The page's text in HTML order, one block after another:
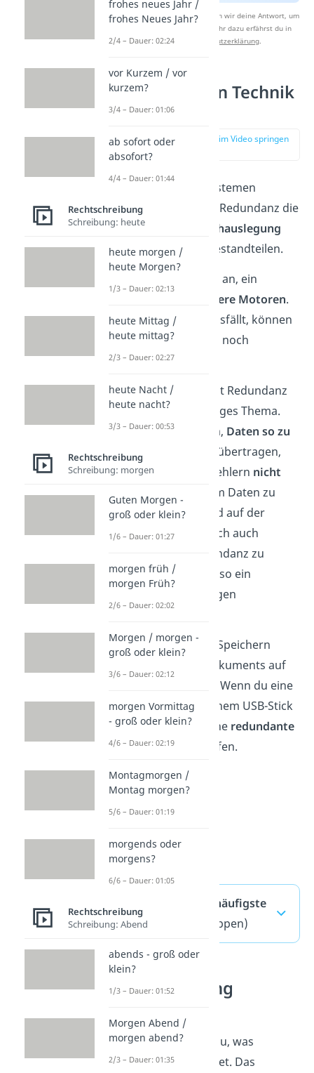
Nach Beantwortung speichern wir deine Antwort, um
Studyflix zu verbessern. Mehr dazu erfährst du in
unserer
Datenschutzerklärung.
Redundanz in Technik
& IT
zur Stelle im Video springen
Bei technischen Systemen
verstehst du unter Redundanz die
bewusste Mehrfachauslegung
von technischen Bestandteilen.
Nimm zum Beispiel an, ein
mehrere Motoren.
Wenn ein Motor ausfällt, können
die anderen immer noch
funktionieren.
In der Informatik ist Redundanz
ebenfalls ein wichtiges Thema.
Hier geht es darum, Daten so zu
speichern
oder zu übertragen,
dass sie auch bei Fehlern nicht
. Um Daten zu
komprimieren, wird auf der
anderen Seite jedoch auch
versucht, die Redundanz zu
verringern. Es ist also ein
individuelles Abwägen
Ein Beispiel ist das Speichern
eines wichtigen Dokuments auf
deinem Computer. Wenn du eine
Kopie davon auf einem USB-Stick
machst, hast du eine redundante
Sicherunggeschaffen.
Redundanz — häufigste
Fragen
(ausklappen)
Wiederholung
Super, jetzt weißt du, was
Redundanz bedeutet. Das
frohes neues Jahr /
frohes Neues Jahr?
2/4 – Dauer: 02:24
vor Kurzem / vor
kurzem?
3/4 – Dauer: 01:06
ab sofort oder
absofort?
4/4 – Dauer: 01:44
Rechtschreibung
Schreibung: heute
heute morgen /
heute Morgen?
1/3 – Dauer: 02:13
heute Mittag /
heute mittag?
2/3 – Dauer: 02:27
heute Nacht /
heute nacht?
3/3 – Dauer: 00:53
Rechtschreibung
Schreibung: morgen
Guten Morgen -
groß oder klein?
1/6 – Dauer: 01:27
morgen früh /
morgen Früh?
2/6 – Dauer: 02:02
Morgen / morgen -
groß oder klein?
3/6 – Dauer: 02:12
morgen Vormittag
- groß oder klein?
4/6 – Dauer: 02:19
Montagmorgen /
Montag morgen?
5/6 – Dauer: 01:19
morgends oder
morgens?
6/6 – Dauer: 01:05
Rechtschreibung
Schreibung: Abend
abends - groß oder
klein?
1/3 – Dauer: 01:52
Morgen Abend /
morgen abend?
2/3 – Dauer: 01:35